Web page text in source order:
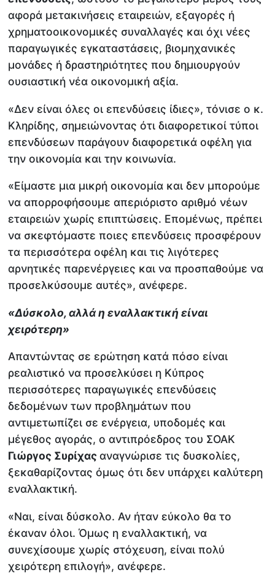
αφορά μετακινήσεις εταιρειών, εξαγορές ή
χρηματοοικονομικές συναλλαγές και όχι νέες
παραγωγικές εγκαταστάσεις, βιομηχανικές
μονάδες ή δραστηριότητες που δημιουργούν
ουσιαστική νέα οικονομική αξία.
«Δεν είναι όλες οι επενδύσεις ίδιες», τόνισε ο κ.
Κληρίδης, σημειώνοντας ότι διαφορετικοί τύποι
επενδύσεων παράγουν διαφορετικά οφέλη για
την οικονομία και την κοινωνία.
«Είμαστε μια μικρή οικονομία και δεν μπορούμε
να απορροφήσουμε απεριόριστο αριθμό νέων
εταιρειών χωρίς επιπτώσεις. Επομένως, πρέπει
να σκεφτόμαστε ποιες επενδύσεις προσφέρουν
τα περισσότερα οφέλη και τις λιγότερες
αρνητικές παρενέργειες και να προσπαθούμε να
προσελκύσουμε αυτές», ανέφερε.
«Δύσκολο, αλλά η εναλλακτική είναι
χειρότερη»
Απαντώντας σε ερώτηση κατά πόσο είναι
ρεαλιστικό να προσελκύσει η Κύπρος
περισσότερες παραγωγικές επενδύσεις
δεδομένων των προβλημάτων που
αντιμετωπίζει σε ενέργεια, υποδομές και
μέγεθος αγοράς, ο αντιπρόεδρος του ΣΟΑΚ
Γιώργος Συρίχαςαναγνώρισε τις δυσκολίες,
ξεκαθαρίζοντας όμως ότι δεν υπάρχει καλύτερη
εναλλακτική.
«Ναι, είναι δύσκολο. Αν ήταν εύκολο θα το
έκαναν όλοι. Όμως η εναλλακτική, να
συνεχίσουμε χωρίς στόχευση, είναι πολύ
χειρότερη επιλογή», ανέφερε.